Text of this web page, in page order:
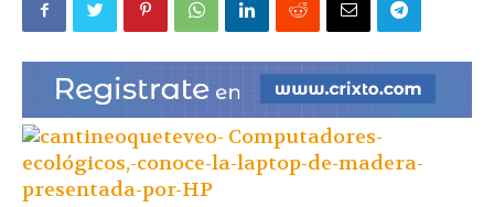
|
Ultima